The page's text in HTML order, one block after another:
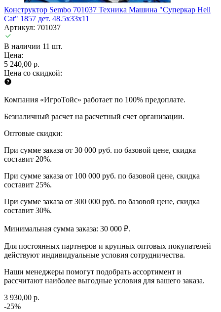
Конструктор Sembo 701037 Техника Машина "Суперкар Hell
Cat" 1857 дет. 48.5x33x11
Артикул: 701037
В наличии 11 шт.
Цена:
5 240,00 р.
Цена со скидкой:
Компания «ИгроТойс» работает по 100% предоплате.
Безналичный расчет на расчетный счет организации.
Оптовые скидки:
При сумме заказа от 30 000 руб. по базовой цене, скидка
составит 20%.
При сумме заказа от 100 000 руб. по базовой цене, скидка
составит 25%.
При сумме заказа от 300 000 руб. по базовой цене, скидка
составит 30%.
Минимальная сумма заказа: 30 000 ₽.
Для постоянных партнеров и крупных оптовых покупателей
действуют индивидуальные условия сотрудничества.
Наши менеджеры помогут подобрать ассортимент и
рассчитают наиболее выгодные условия для вашего заказа.
3 930,00 р.
-25%